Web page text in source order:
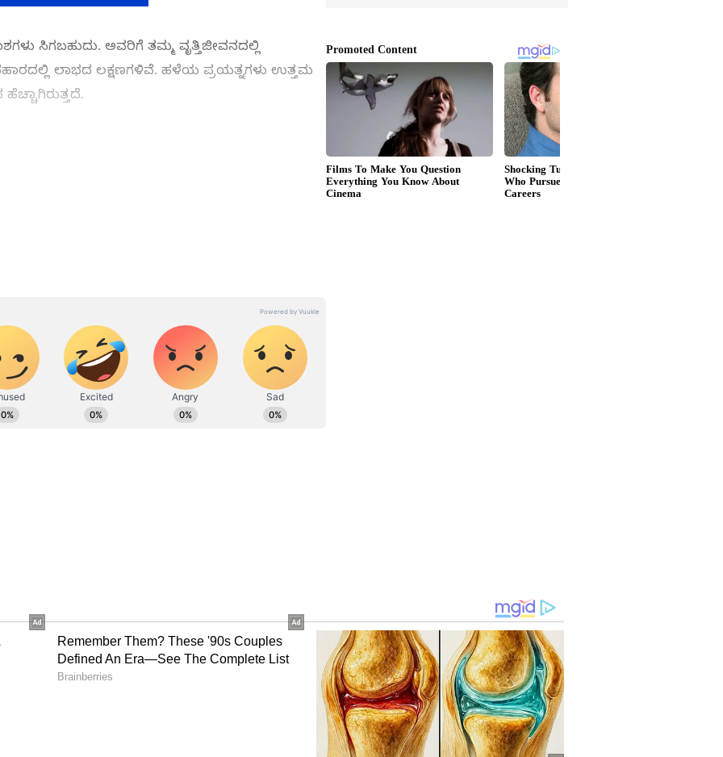
ಸಿಗಬಹುದು. ಅವರಿಗೆ ತಮ್ಮ ವೃತ್ತಿಜೀವನದಲ್ಲಿ
ಲಾಭದ ಲಕ್ಷಣಗಳಿವೆ. ಹಳೆಯ ಪ್ರಯತ್ನಗಳು ಉತ್ತಮ
ಬಾಕಿ ಉಳಿದಿರುವ ಕೆಲಸಗಳು ಪೂರ್ಣಗೊಳ್ಳುವ ಸಾಧ್ಯತೆಯಿದೆ.
ಗುಣಮಟ್ಟದ ಸಮಯವನ್ನು ಕಳೆಯಲು ನಿಮಗೆ